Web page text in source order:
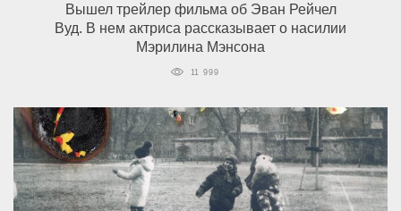
Вышел трейлер фильма об Эван Рейчел
Вуд. В нем актриса рассказывает о насилии
Мэрилина Мэнсона
11 999